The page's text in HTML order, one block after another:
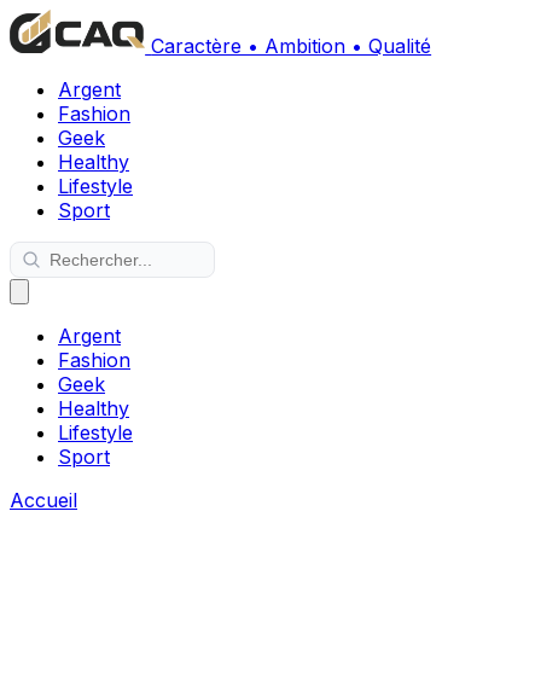
Caractère • Ambition • Qualité
Argent
Fashion
Geek
Healthy
Lifestyle
Sport
Argent
Fashion
Geek
Healthy
Lifestyle
Sport
Accueil